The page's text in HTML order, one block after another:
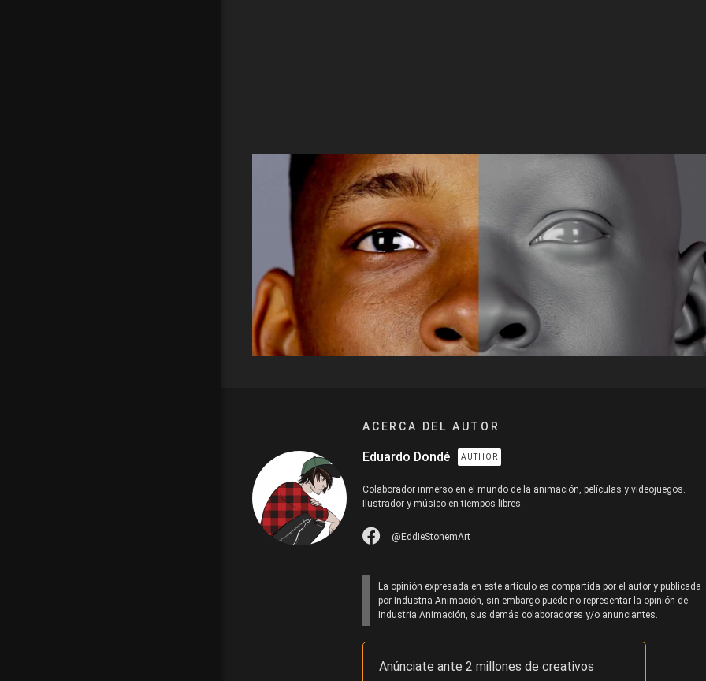
ACERCA DEL AUTOR
Eduardo Dondé AUTHOR
Colaborador inmerso en el mundo de la animación, películas y videojuegos.
Ilustrador y músico en tiempos libres.
@EddieStonemArt
La opinión expresada en este artículo es compartida por el autor y publicada
por Industria Animación, sin embargo puede no representar la opinión de
Industria Animación, sus demás colaboradores y/o anunciantes.
Anúnciate ante 2 millones de creativos